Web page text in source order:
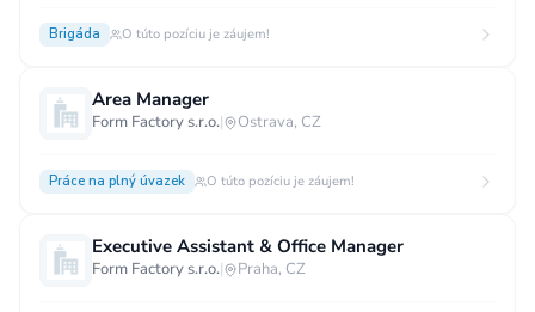
Brigáda O túto pozíciu je záujem!
Area Manager
Form Factory s.r.o.| Ostrava, CZ
Práce na plný úvazek O túto pozíciu je záujem!
Executive Assistant & Office Manager
Form Factory s.r.o.| Praha, CZ
40 000 CZK a více
60 000 CZK a více
Ostatní mzdy
za hodinu za manday za rok
Typ úvazku
Práce na plný úvazek